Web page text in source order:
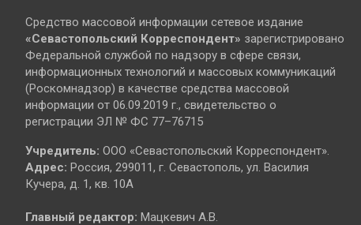
Средство массовой информации сетевое издание
«Севастопольский Корреспондент» зарегистрировано
Федеральной службой по надзору в сфере связи,
информационных технологий и массовых коммуникаций
(Роскомнадзор) в качестве средства массовой
информации от 06.09.2019 г., свидетельство о
регистрации ЭЛ № ФС 77–76715
Учредитель: ООО «Севастопольский Корреспондент».
Адрес: Россия, 299011, г. Севастополь, ул. Василия
Кучера, д. 1, кв. 10А
Главный редактор: Мацкевич А.В.